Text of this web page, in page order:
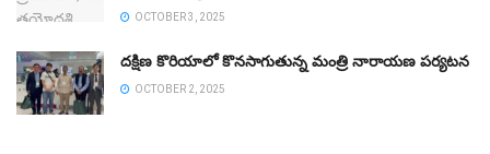
OCTOBER 3, 2025
దక్షిణ కొరియాలో కొనసాగుతున్న మంత్రి నారాయణ పర్యటన
OCTOBER 2, 2025